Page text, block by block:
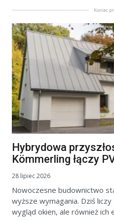
Koniec
Hybrydowa
Kömmerling łączy
28 lipiec 2026
Nowoczesne budownictwo
wyższe wymagania. Dziś
wygląd okien, ale również